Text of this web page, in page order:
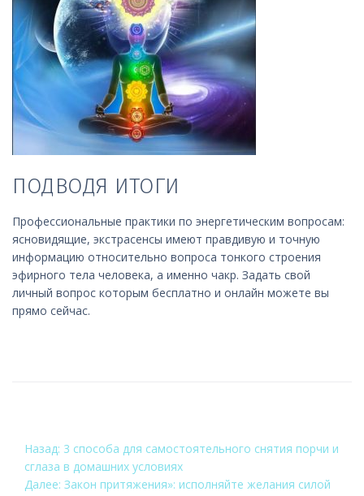
ПОДВОДЯ ИТОГИ
Профессиональные практики по энергетическим вопросам:
ясновидящие, экстрасенсы имеют правдивую и точную
информацию относительно вопроса тонкого строения
эфирного тела человека, а именно чакр. Задать свой
личный вопрос которым бесплатно и онлайн можете вы
прямо сейчас.
НАВИГАЦИЯ
ПО
Назад: 3 способа для самостоятельного снятия порчи и
сглаза в домашних условиях
Далее: Закон притяжения»: исполняйте желания силой